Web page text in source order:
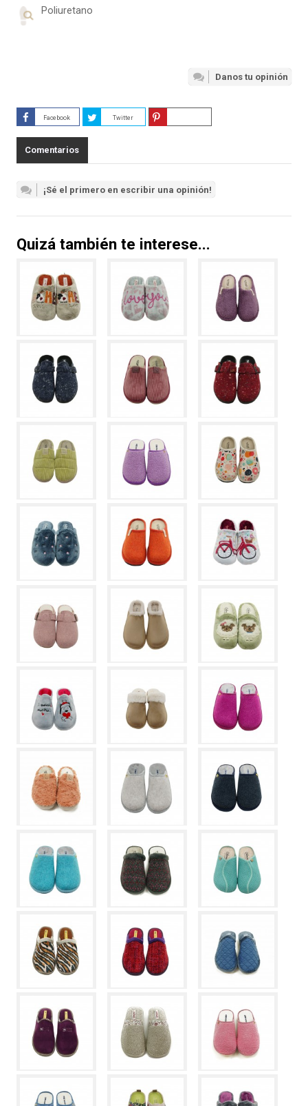
Poliuretano
Danos tu opinión
Facebook Twitter
Comentarios
¡Sé el primero en escribir una opinión!
Quizá también te interese...